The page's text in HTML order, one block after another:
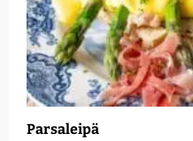
Parsaleipä